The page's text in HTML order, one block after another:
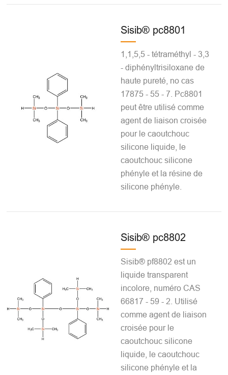
Sisib® pc8801
1,1,5,5 - tétraméthyl - 3,3
- diphényltrisiloxane de
haute pureté, no cas
17875 - 55 - 7. Pc8801
peut être utilisé comme
agent de liaison croisée
pour le caoutchouc
silicone liquide, le
caoutchouc silicone
phényle et la résine de
silicone phényle.
Sisib® pc8802
Sisib® pf8802 est un
liquide transparent
incolore, numéro CAS
66817 - 59 - 2. Utilisé
comme agent de liaison
croisée pour le
caoutchouc silicone
liquide, le caoutchouc
silicone phényle et la